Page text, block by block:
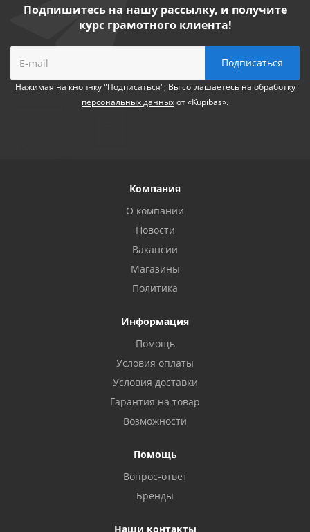
Подпишитесь на нашу рассылку, и получите
курс грамотного клиента!
Нажимая на кнопнку "Подписаться", Вы соглашаетесь на обработку
персональных данныхот «Kupibas».
Компания
О компании
Новости
Вакансии
Магазины
Политика
Информация
Помощь
Условия оплаты
Условия доставки
Гарантия на товар
Возможности
Помощь
Вопрос-ответ
Бренды
Наши контакты